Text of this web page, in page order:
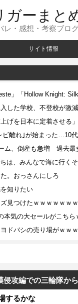
ガーまと
レ・感想・考察ブロ
サイト情報
侵攻編での三輪隊か
するかな